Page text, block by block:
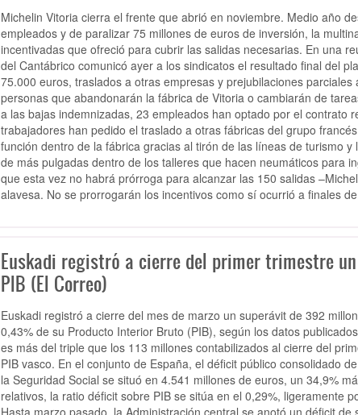
Michelin Vitoria cierra el frente que abrió en noviembre. Medio año
empleados y de paralizar 75 millones de euros de inversión, la
incentivadas que ofreció para cubrir las salidas necesarias. En una
del Cantábrico comunicó ayer a los sindicatos el resultado final del
75.000 euros, traslados a otras empresas y prejubilaciones
personas que abandonarán la fábrica de Vitoria o cambiarán de
a las bajas indemnizadas, 23 empleados han optado por el contrato
trabajadores han pedido el traslado a otras fábricas del grupo
función dentro de la fábrica gracias al tirón de las líneas de turismo
de más pulgadas dentro de los talleres que hacen neumáticos para
que esta vez no habrá prórroga para alcanzar las 150 salidas
alavesa. No se prorrogarán los incentivos como sí ocurrió a finales
Euskadi registró a cierre del primer trimestre
PIB (El Correo)
Euskadi registró a cierre del mes de marzo un superávit de 392
0,43% de su Producto Interior Bruto (PIB), según los datos
es más del triple que los 113 millones contabilizados al cierre del
PIB vasco. En el conjunto de España, el déficit público consolidado
la Seguridad Social se situó en 4.541 millones de euros, un 34,9%
relativos, la ratio déficit sobre PIB se sitúa en el 0,29%, ligeramente